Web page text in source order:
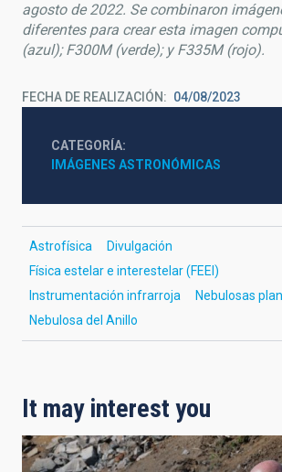
agosto de 2022. Se combinaron
diferentes para crear esta imagen
(azul); F300M (verde); y F335M (rojo).
FECHA DE REALIZACIÓN 04/08/2023
CATEGORÍA
IMÁGENES ASTRONÓMICAS
Astrofísica
Divulgación
Física estelar e interestelar (FEEI)
Instrumentación infrarroja
Nebulosas
Nebulosa del Anillo
It may interest you